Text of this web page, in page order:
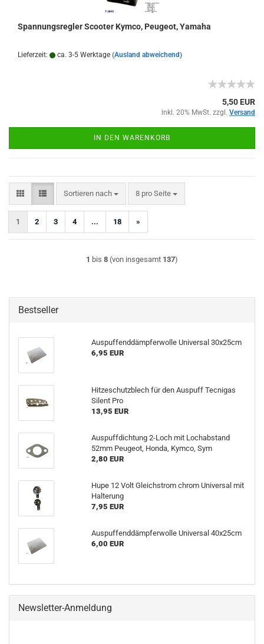
Spannungsregler Scooter Kymco, Peugeot, Yamaha
Lieferzeit: ca. 3-5 Werktage (Ausland abweichend)
5,50 EUR
inkl. 20% MwSt. zzgl. Versand
IN DEN WARENKORB
Sortieren nach
Sortieren nach 8 pro Seite
pro Seite
1 2 3 4 ... 18 »
1 bis 8 (von insgesamt 137)
Bestseller
Auspuffenddämpferwolle Universal 30x25cm
6,95 EUR
Hitzeschutzblech für den Auspuff Tecnigas
Silent Pro
13,95 EUR
Auspuffdichtung 2-Loch mit Lochabstand
52mm Peugeot, Honda, Kymco, Sym
2,80 EUR
Hupe 12 Volt Gleichstrom chrom Universal mit
Halterung
7,95 EUR
Auspuffenddämpferwolle Universal 40x25cm
6,00 EUR
Newsletter-Anmeldung